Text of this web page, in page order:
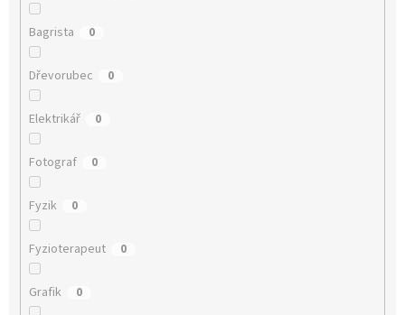
Bagrista 0
Dřevorubec 0
Elektrikář 0
Fotograf 0
Fyzik 0
Fyzioterapeut 0
Grafik 0